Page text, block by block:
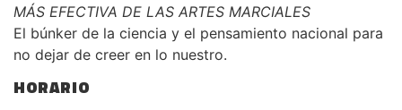
MÁS EFECTIVA DE LAS ARTES MARCIALES
El búnker de la ciencia y el pensamiento nacional para
no dejar de creer en lo nuestro.
HORARIO